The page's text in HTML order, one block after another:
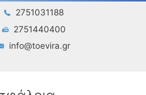
2751031188
2751440400
info@toevira.gr